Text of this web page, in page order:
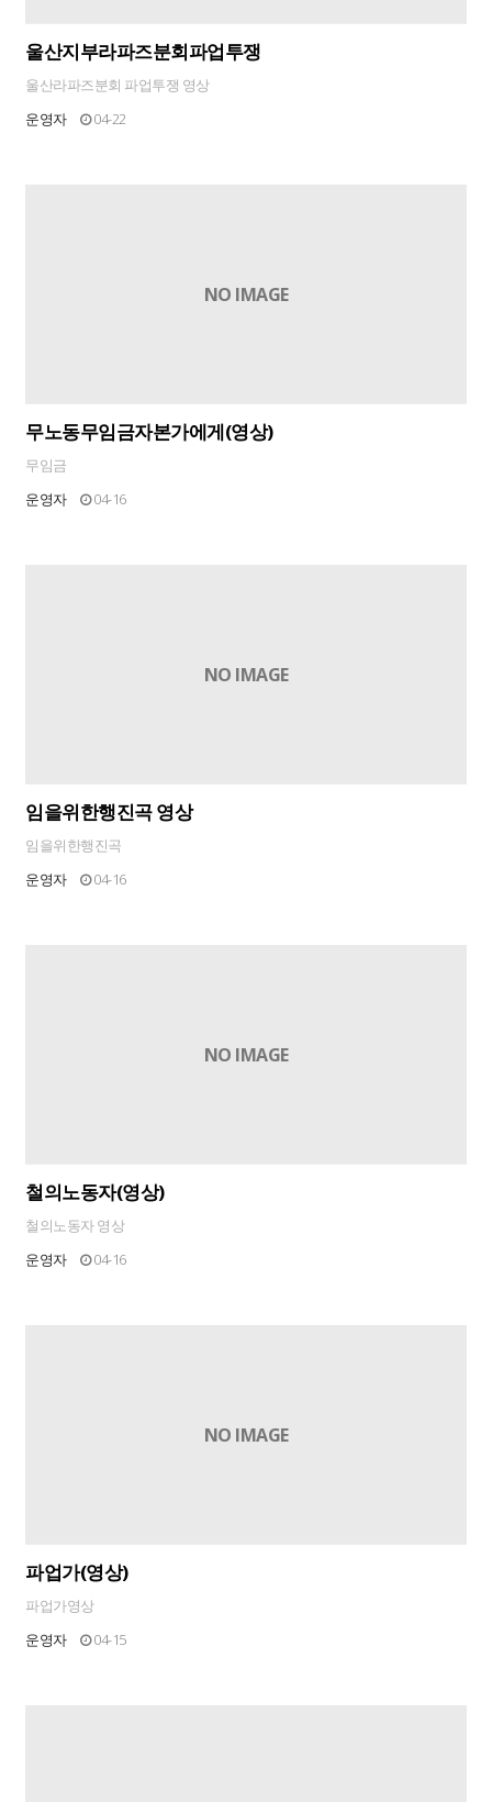
울산지부라파즈분회파업투쟁
울산라파즈분회 파업투쟁 영상
운영자
04-22
NO IMAGE
무노동무임금자본가에게(영상)
무임금
운영자
04-16
NO IMAGE
임을위한행진곡 영상
임을위한행진곡
운영자
04-16
NO IMAGE
철의노동자(영상)
철의노동자 영상
운영자
04-16
NO IMAGE
파업가(영상)
파업가영상
운영자
04-15